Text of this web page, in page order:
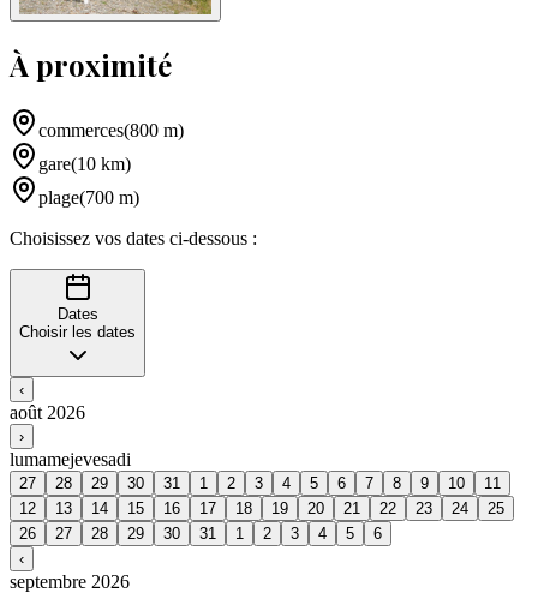
À proximité
commerces(800 m)
gare(10 km)
plage(700 m)
Choisissez vos dates ci-dessous :
Dates
Choisir les dates
‹
août 2026
›
lumamejevesadi
27 28 29 30 31 1 2 3 4 5 6 7 8 9 10
11
12
13 14 15 16 17 18 19 20 21 22 23 24
25
26
27 28 29 30 31 1 2 3 4 5
6
‹
septembre 2026